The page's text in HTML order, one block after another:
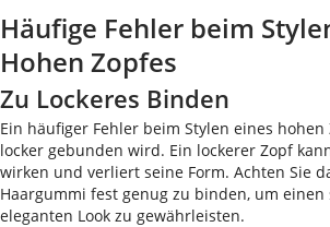
Häufige Fehler beim
Hohen Zopfes
Zu Lockeres Binden
Ein häufiger Fehler beim Stylen eines hohen
locker gebunden wird. Ein lockerer Zopf
wirken und verliert seine Form. Achten Sie
Haargummi fest genug zu binden, um
eleganten Look zu gewährleisten.